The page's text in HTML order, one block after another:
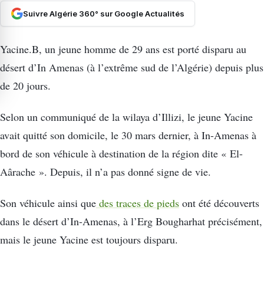
Suivre Algérie 360° sur Google Actualités
Yacine.B, un jeune homme de 29 ans est porté disparu au
désert d’In Amenas (à l’extrême sud de l’Algérie) depuis plus
de 20 jours.
Selon un communiqué de la wilaya d’Illizi, le jeune Yacine
avait quitté son domicile, le 30 mars dernier, à In-Amenas à
bord de son véhicule à destination de la région dite « El-
Aârache ». Depuis, il n’a pas donné signe de vie.
Son véhicule ainsi que des traces de pieds ont été découverts
dans le désert d’In-Amenas, à l’Erg Bougharhat précisément,
mais le jeune Yacine est toujours disparu.